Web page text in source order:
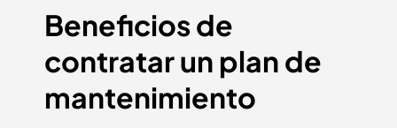
Beneficios de
contratar un plan de
mantenimiento